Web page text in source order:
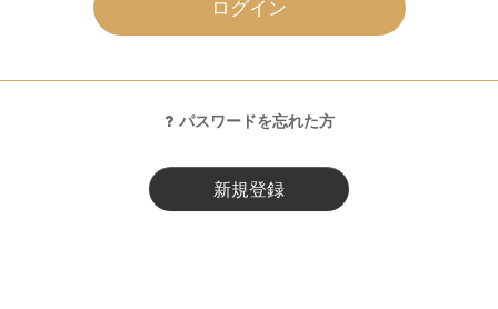
ログイン
パスワードを忘れた方
新規登録